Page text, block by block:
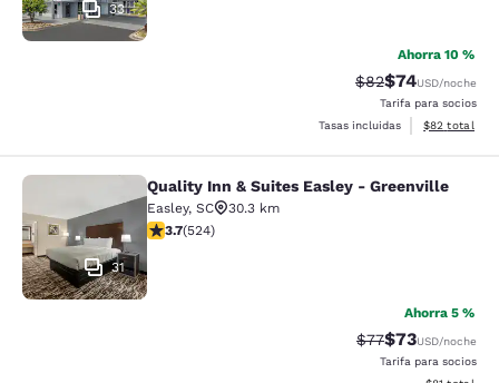
33
Ahorra 10 %
Tarifa tachada:
$82Tarifa
$74USD/noche
Tarifa para socios
Tasas incluidas
Ver detalles
$82 total
Quality Inn & Suites Easley -
31
Quality Inn & Suites Easley - Greenville
Easley, SC
30.3 km
Calificación de 3.7 estrellas. Bueno. 524 reseñas
3.7(524)
Ahorra 5 %
Tarifa tachada:
$77Tarifa
$73USD/noche
Tarifa para socios